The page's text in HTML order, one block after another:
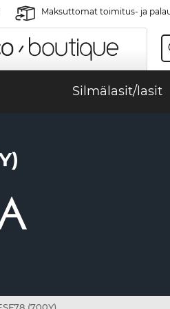
Maksuttomat toimitus- ja
Silmälasit/lasit